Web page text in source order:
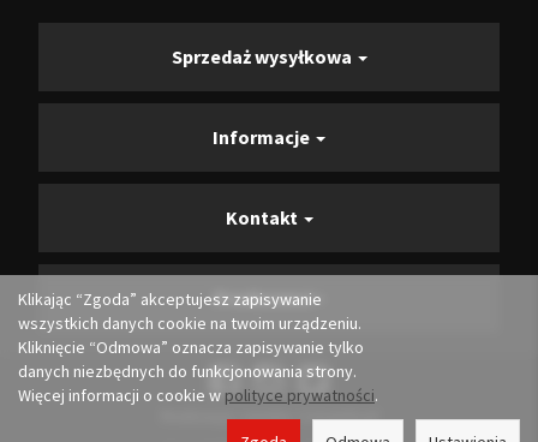
Sprzedaż wysyłkowa
Informacje
Kontakt
Producenci
Realizacja i opieka:Convertis.pl
Klikając “Zgoda” akceptujesz zapisywanie
wszystkich danych cookie na twoim urządzeniu.
Kliknięcie “Odmowa” oznacza zapisywanie tylko
danych niezbędnych do funkcjonowania strony.
Więcej informacji o cookie w polityce prywatności.